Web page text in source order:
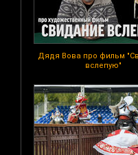
Дядя Вова про фильм
вслепую"